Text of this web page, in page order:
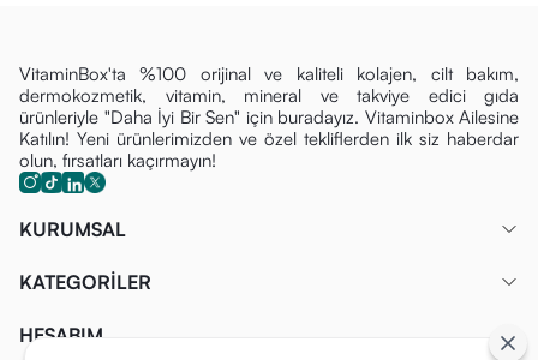
VitaminBox'ta %100 orijinal ve kaliteli kolajen, cilt bakım,
dermokozmetik, vitamin, mineral ve takviye edici gıda
ürünleriyle "Daha İyi Bir Sen" için buradayız. Vitaminbox Ailesine
Katılın! Yeni ürünlerimizden ve özel tekliflerden ilk siz haberdar
olun, fırsatları kaçırmayın!
KURUMSAL
KATEGORİLER
HESABIM